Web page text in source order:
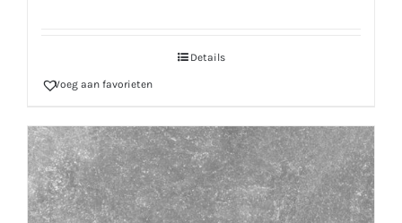
Details
Voeg aan favorieten